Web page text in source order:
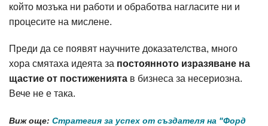
който мозъка ни работи и обработва нагласите ни и
процесите на мислене.
Преди да се появят научните доказателства, много
хора смятаха идеята за постоянното изразяване на
щастие от постиженията в бизнеса за несериозна.
Вече не е така.
Виж още: Стратегия за успех от създателя на "Форд